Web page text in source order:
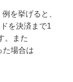
を挙げると、
を決済まで1
。また
た場合は